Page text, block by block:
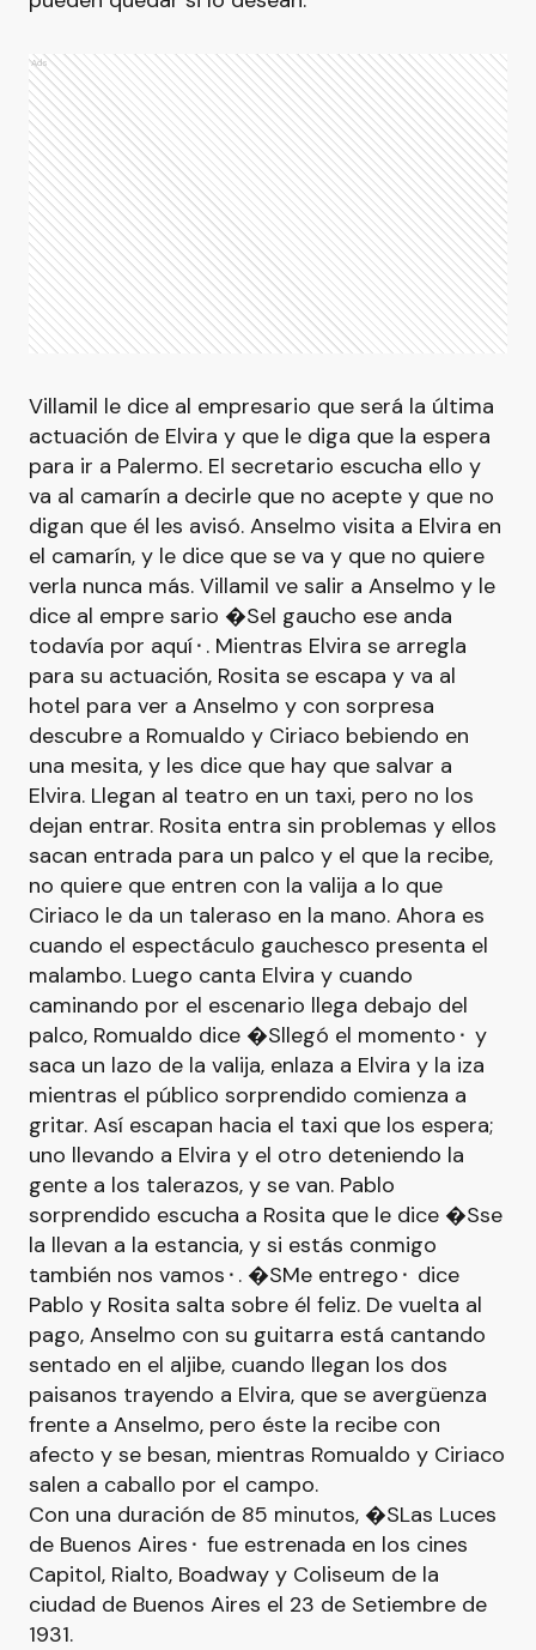
Ads
Villamil le dice al empresario que será la última
actuación de Elvira y que le diga que la espera
para ir a Palermo. El secretario escucha ello y
va al camarín a decirle que no acepte y que no
digan que él les avisó. Anselmo visita a Elvira en
el camarín, y le dice que se va y que no quiere
verla nunca más. Villamil ve salir a Anselmo y le
dice al empre sario �Sel gaucho ese anda
todavía por aquí⬝. Mientras Elvira se arregla
para su actuación, Rosita se escapa y va al
hotel para ver a Anselmo y con sorpresa
descubre a Romualdo y Ciriaco bebiendo en
una mesita, y les dice que hay que salvar a
Elvira. Llegan al teatro en un taxi, pero no los
dejan entrar. Rosita entra sin problemas y ellos
sacan entrada para un palco y el que la recibe,
no quiere que entren con la valija a lo que
Ciriaco le da un taleraso en la mano. Ahora es
cuando el espectáculo gauchesco presenta el
malambo. Luego canta Elvira y cuando
caminando por el escenario llega debajo del
palco, Romualdo dice �Sllegó el momento⬝ y
saca un lazo de la valija, enlaza a Elvira y la iza
mientras el público sorprendido comienza a
gritar. Así escapan hacia el taxi que los espera;
uno llevando a Elvira y el otro deteniendo la
gente a los talerazos, y se van. Pablo
sorprendido escucha a Rosita que le dice �Sse
la llevan a la estancia, y si estás conmigo
también nos vamos⬝. �SMe entrego⬝ dice
Pablo y Rosita salta sobre él feliz. De vuelta al
pago, Anselmo con su guitarra está cantando
sentado en el aljibe, cuando llegan los dos
paisanos trayendo a Elvira, que se avergüenza
frente a Anselmo, pero éste la recibe con
afecto y se besan, mientras Romualdo y Ciriaco
salen a caballo por el campo.
Con una duración de 85 minutos, �SLas Luces
de Buenos Aires⬝ fue estrenada en los cines
Capitol, Rialto, Boadway y Coliseum de la
ciudad de Buenos Aires el 23 de Setiembre de
1931.